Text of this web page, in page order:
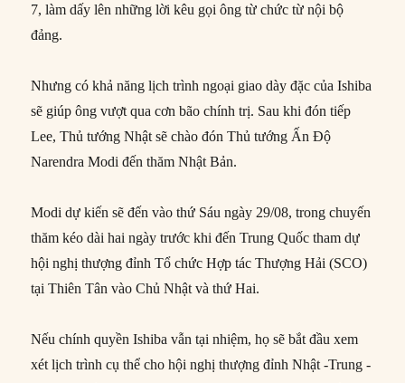
7, làm dấy lên những lời kêu gọi ông từ chức từ nội bộ
đảng.
Nhưng có khả năng lịch trình ngoại giao dày đặc của Ishiba
sẽ giúp ông vượt qua cơn bão chính trị. Sau khi đón tiếp
Lee, Thủ tướng Nhật sẽ chào đón Thủ tướng Ấn Độ
Narendra Modi đến thăm Nhật Bản.
Modi dự kiến sẽ đến vào thứ Sáu ngày 29/08, trong chuyến
thăm kéo dài hai ngày trước khi đến Trung Quốc tham dự
hội nghị thượng đỉnh Tổ chức Hợp tác Thượng Hải (SCO)
tại Thiên Tân vào Chủ Nhật và thứ Hai.
Nếu chính quyền Ishiba vẫn tại nhiệm, họ sẽ bắt đầu xem
xét lịch trình cụ thể cho hội nghị thượng đỉnh Nhật -Trung -